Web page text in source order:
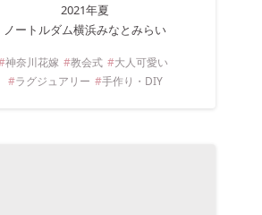
2021年夏
ノートルダム横浜みなとみらい
神奈川花嫁 教会式
大人可愛い
ラグジュアリー
手作り・DIY